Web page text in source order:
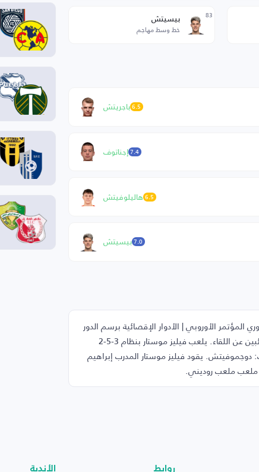
83 بيسيتش
خط وسط مهاجم
باجريتش6.5
إجناتوف7.4
هاليلوفيتش 6.5
بيسيتش7.0
الأوروبي | الأدوار الإقصائية برسم الدور
الأول - مباراة الذهاب، يوم الخميس 09-07-2026، إضافةً إلى دكة البدلاء والغائبين عن اللقاء. يلعب فيليز موستار بنظام 3-5-2
يخوض ملسامي اللقاء بتشكيل 5-3-2 بقيادة اللاعب: دوجموفيتش. يقود فيليز موستار المدرب إبراهيم
ملعب ملعب روديني.
روابط الأندية